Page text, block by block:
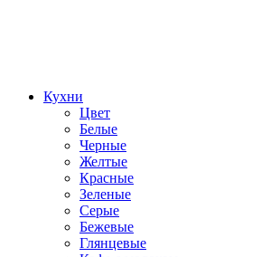
Кухни
Цвет
Белые
Черные
Желтые
Красные
Зеленые
Серые
Бежевые
Глянцевые